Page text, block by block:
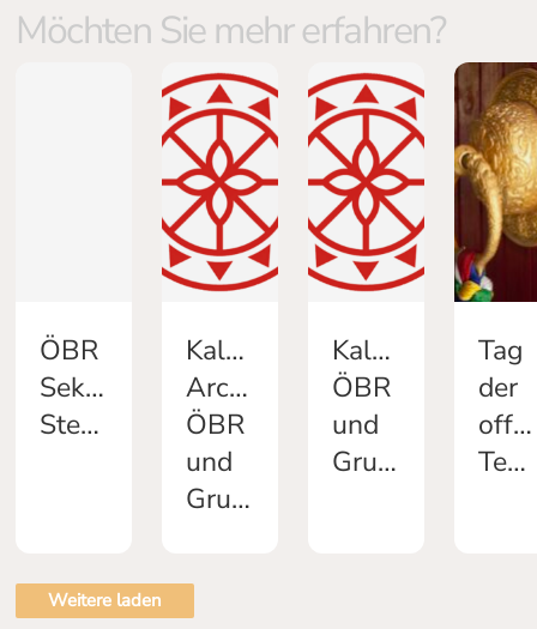
Möchten Sie mehr erfahren?
ÖBR
Sekretariat
Stellenausschreibung
Kalender
Archiv
ÖBR
und
Gruppen
Kalender
ÖBR
und
Gruppen
Tag
der
Tempeltüren
Weitere laden